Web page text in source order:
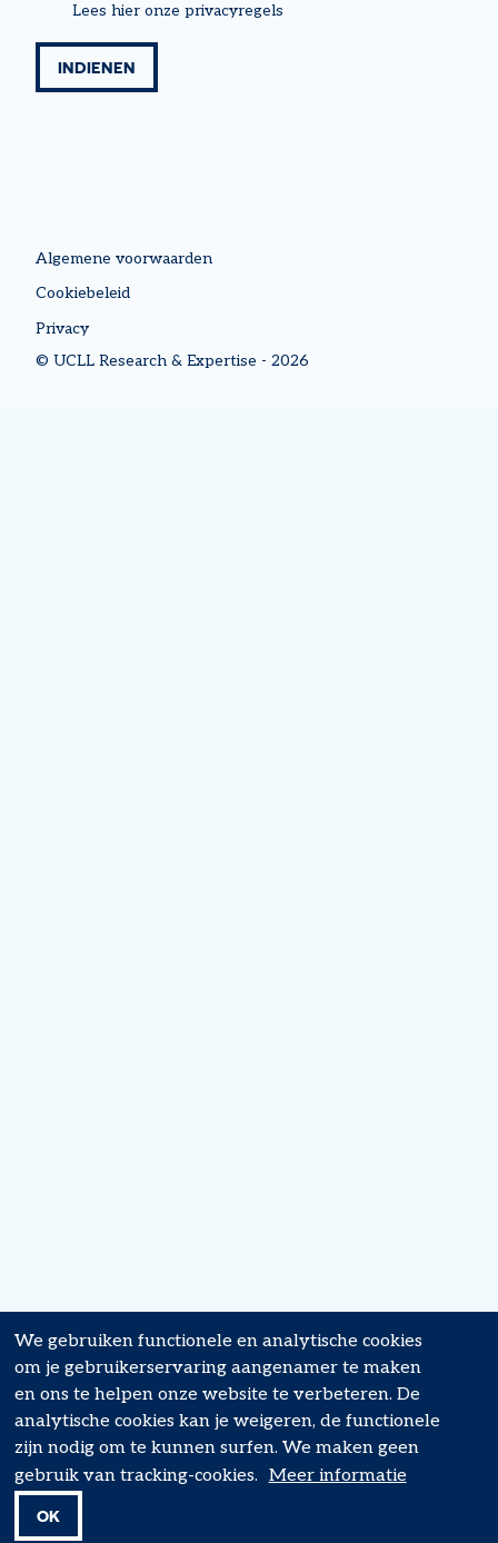
Lees hier onze privacyregels
FOOTER
MENU
Algemene voorwaarden
Cookiebeleid
Privacy
© UCLL Research & Expertise - 2026
We gebruiken functionele en analytische cookies
om je gebruikerservaring aangenamer te maken
en ons te helpen onze website te verbeteren. De
analytische cookies kan je weigeren, de functionele
zijn nodig om te kunnen surfen. We maken geen
gebruik van tracking-cookies. Meer informatie
OK